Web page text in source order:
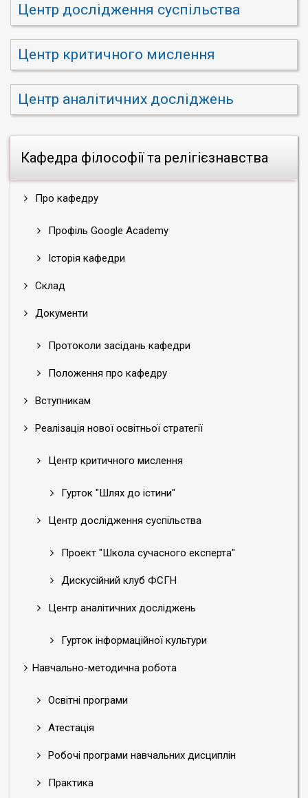
Кафедра філософії та релігієзнавства
Про кафедру
Профіль Google Academy
Історія кафедри
Склад
Документи
Протоколи засідань кафедри
Положення про кафедру
Вступникам
Реалізація нової освітньої стратегії
Центр критичного мислення
Гурток "Шлях до істини"
Центр дослідження суспільства
Проект "Школа сучасного експерта"
Дискусійний клуб ФСГН
Центр аналітичних досліджень
Гурток інформаційної культури
Навчально-методична робота
Освітні програми
Атестація
Робочі програми навчальних дисциплін
Практика
Центр дослідження суспільства
Центр критичного мислення
Центр аналітичних досліджень